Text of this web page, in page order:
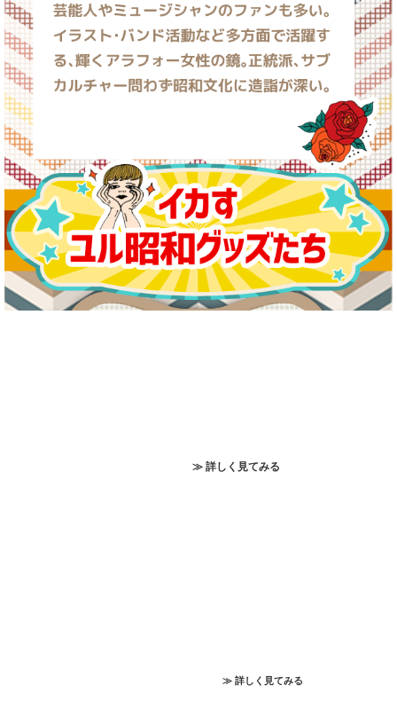
≫ 詳しく見てみる
≫ 詳しく見てみる